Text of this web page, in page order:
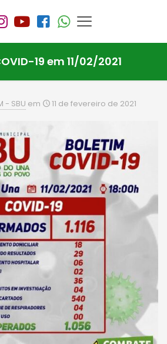
19 em 11/02/2021
- SBU em 11 de fevereiro de 2021